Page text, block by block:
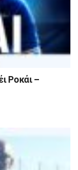
Ροκάι –